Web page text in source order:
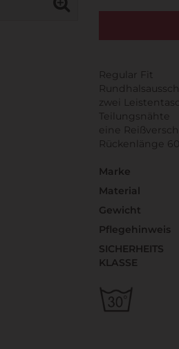
Regular Fit
zwei
Teilungsnähte
eine
Rückenlänge
Marke
Material
Gewicht
Pflegehinweis
SICHERHEITS
KLASSE